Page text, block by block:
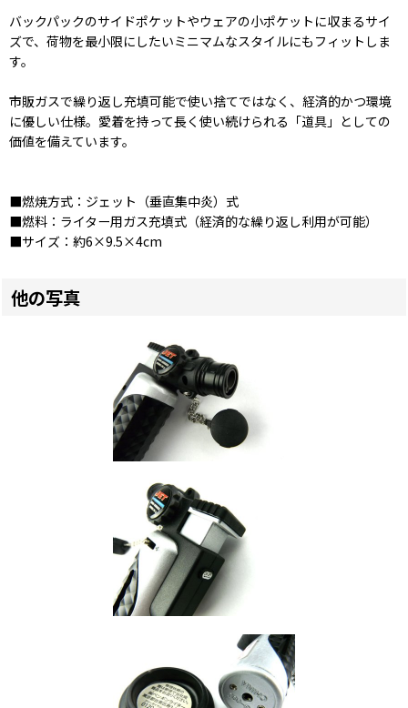
バックパックのサイドポケットやウェアの小ポケットに収まるサイ
ズで、荷物を最小限にしたいミニマムなスタイルにもフィットしま
す。
市販ガスで繰り返し充填可能で使い捨てではなく、経済的かつ環境
に優しい仕様。愛着を持って長く使い続けられる「道具」としての
価値を備えています。
■燃焼方式：ジェット（垂直集中炎）式
■燃料：ライター用ガス充填式（経済的な繰り返し利用が可能）
■サイズ：約6×9.5×4cm
他の写真